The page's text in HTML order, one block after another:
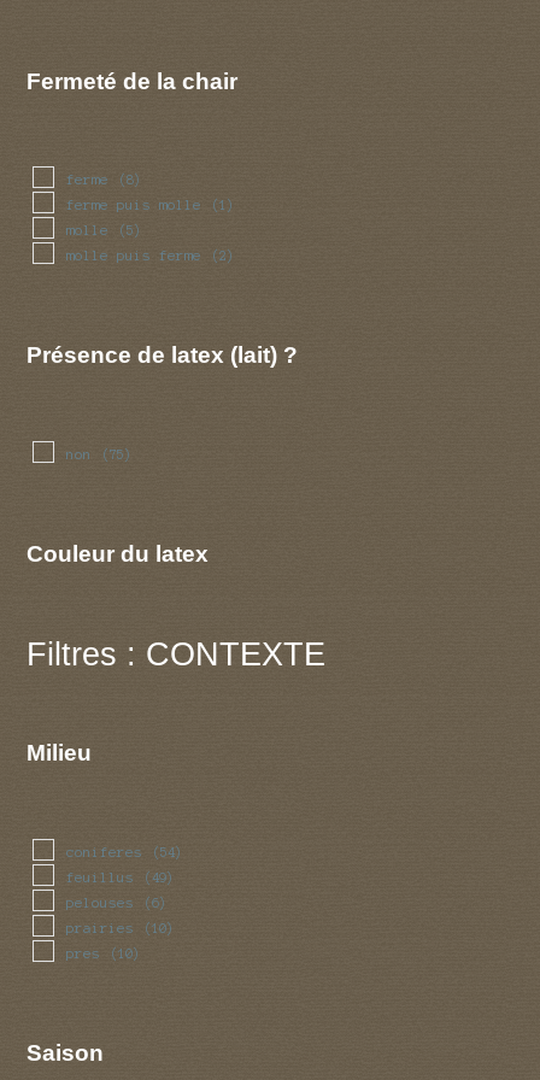
Fermeté de la chair
ferme (8)
ferme puis molle (1)
molle (5)
molle puis ferme (2)
Présence de latex (lait) ?
non (75)
Couleur du latex
Filtres : CONTEXTE
Milieu
coniferes (54)
feuillus (49)
pelouses (6)
prairies (10)
pres (10)
Saison